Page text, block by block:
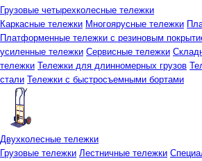
Грузовые четырехколесные тележки
Каркасные тележки Многоярусные тележки
Платформенные тележки с резиновым
усиленные тележки Сервисные тележки
тележки Тележки для длинномерных грузов
стали Тележки с быстросъемными бортами
Двухколесные тележки
Грузовые тележки Лестничные тележки